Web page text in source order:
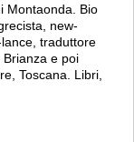
Montaonda. Bio
new-
traduttore
e poi
Toscana. Libri,